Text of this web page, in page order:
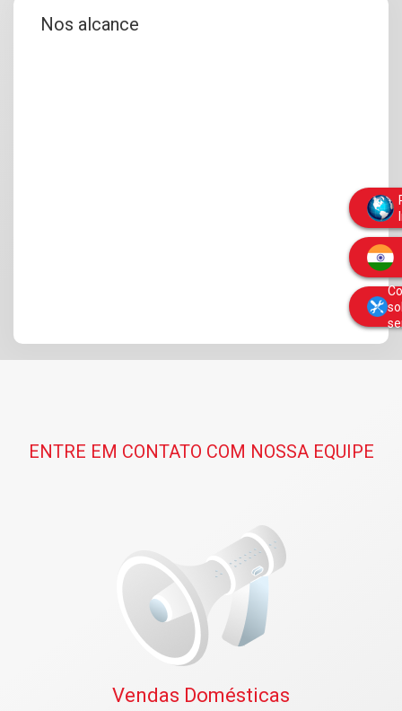
Nos alcance
ENTRE EM CONTATO COM NOSSA EQUIPE
Vendas Domésticas